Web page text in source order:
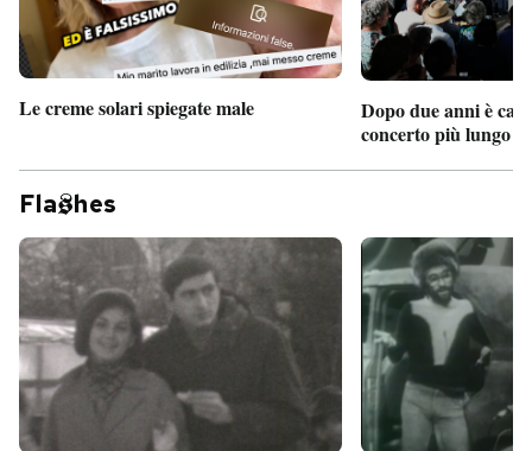
Le creme solari spiegate male
Dopo due anni è
concerto più lungo
Fla hes